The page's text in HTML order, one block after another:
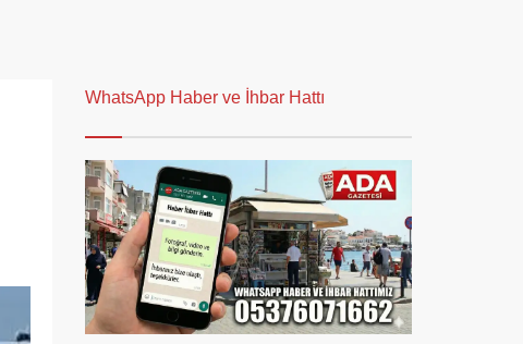
WhatsApp Haber ve İhbar Hattı